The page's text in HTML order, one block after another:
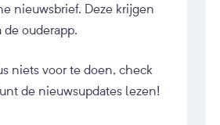
nieuwsbrief. Deze krijgen
ouderapp.
niets voor te doen, check
de nieuwsupdates lezen!